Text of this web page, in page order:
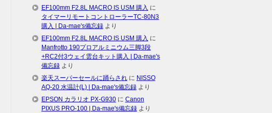
EF100mm F2.8L MACRO IS USM 購入 に
タイマーリモートコントローラーTC-80N3
購入 | Da-mae's備忘録より
EF100mm F2.8L MACRO IS USM 購入 に
Manfrotto 190プロアルミニウム三脚3段
+RC2付3ウェイ雲台キット購入 | Da-mae's
備忘録より
楽天スーパーセールに踊らされに NISSO
AQ-20 水温計(L) | Da-mae's備忘録より
EPSON カラリオ PX-G930に Canon
PIXUS PRO-100 | Da-mae's備忘録より